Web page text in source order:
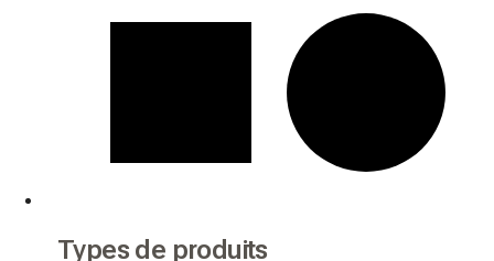
Types de produits